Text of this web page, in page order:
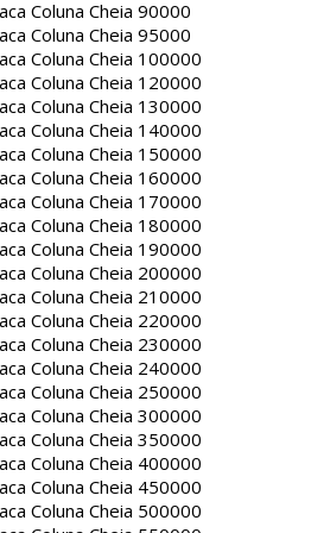
Coluna Cheia 90000
Coluna Cheia 95000
Coluna Cheia 100000
Coluna Cheia 120000
Coluna Cheia 130000
Coluna Cheia 140000
Coluna Cheia 150000
Coluna Cheia 160000
Coluna Cheia 170000
Coluna Cheia 180000
Coluna Cheia 190000
Coluna Cheia 200000
Coluna Cheia 210000
Coluna Cheia 220000
Coluna Cheia 230000
Coluna Cheia 240000
Coluna Cheia 250000
Coluna Cheia 300000
Coluna Cheia 350000
Coluna Cheia 400000
Coluna Cheia 450000
Coluna Cheia 500000